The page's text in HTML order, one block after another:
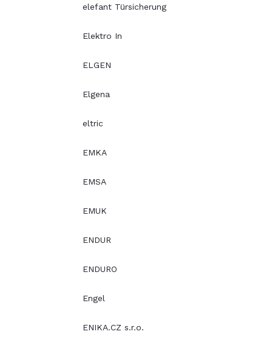
elefant Türsicherung
Elektro In
ELGEN
Elgena
eltric
EMKA
EMSA
EMUK
ENDUR
ENDURO
Engel
ENIKA.CZ s.r.o.